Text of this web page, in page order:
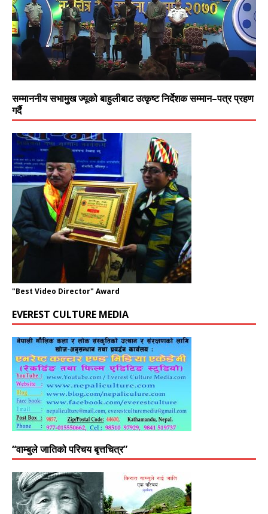
सम्माननीय सभामुुख ज्यूको बाहुलीबाट उत्कृष्ट निर्देशक सम्मान–पत्र प्रहण
गर्दै
"Best Video Director" Award
EVEREST CULTURE MEDIA
“वाम्बुले जातिको परिचय बृत्तचित्र”